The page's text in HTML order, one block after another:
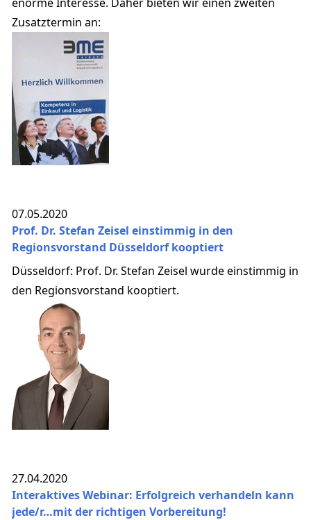
Zusatztermin an:
07.05.2020
Prof. Dr. Stefan Zeisel einstimmig in den
Regionsvorstand Düsseldorf kooptiert
Düsseldorf: Prof. Dr. Stefan Zeisel wurde einstimmig in
den Regionsvorstand kooptiert.
27.04.2020
Interaktives Webinar: Erfolgreich verhandeln kann
jede/r…mit der richtigen Vorbereitung!